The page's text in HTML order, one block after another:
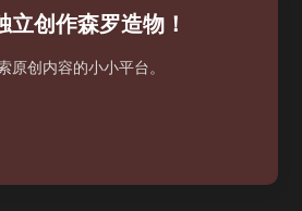
立创作森罗造物！
原创内容的小小平台。